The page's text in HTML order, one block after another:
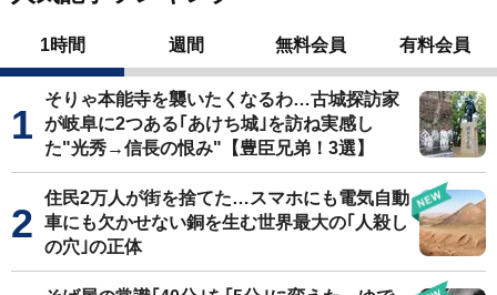
1時間 週間 無料会員 有料会員
そりゃ本能寺を襲いたくなるわ…古城探訪家
が岐阜に2つある｢あけち城｣を訪ね実感し
た"光秀→信長の恨み"【豊臣兄弟！3選】
住民2万人が街を捨てた…スマホにも電気自動
車にも欠かせない銅を生む世界最大の｢人殺し
の穴｣の正体